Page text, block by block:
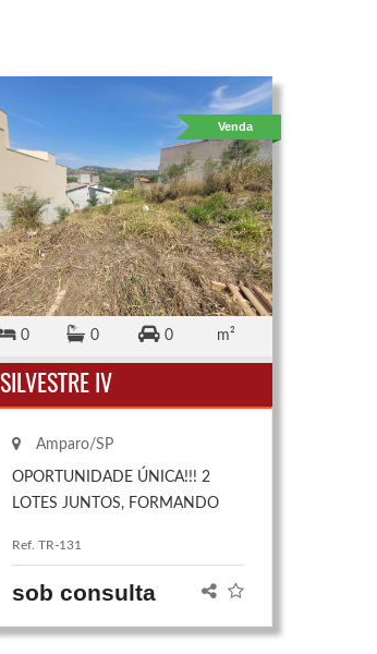
Venda
0 0 0 m²
SILVESTRE IV
Amparo/SP
OPORTUNIDADE ÚNICA!!! 2
LOTES JUNTOS, FORMANDO
137,60M2 5M DE FRENTE E
apresentando um leve declive para
Ref. TR-131
sob consulta